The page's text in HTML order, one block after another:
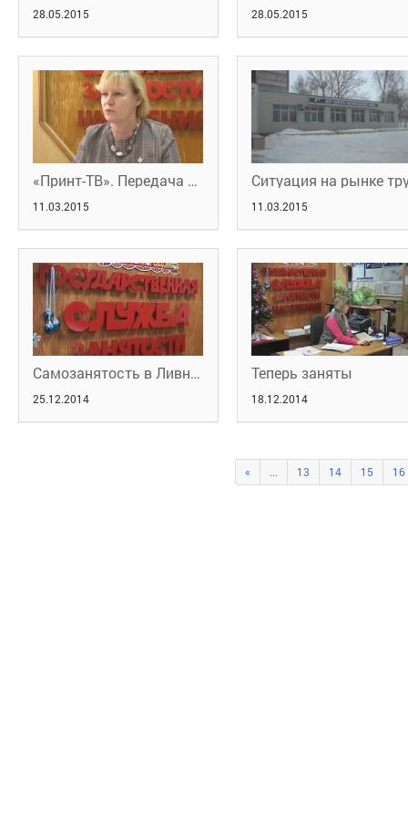
28.05.2015 28.05.2015
«Принт-ТВ». Передача «Наш город»
11.03.2015 11.03.2015
Самозанятость в Ливнах
25.12.2014
Теперь заняты
18.12.2014
« ... 13 14 15 16